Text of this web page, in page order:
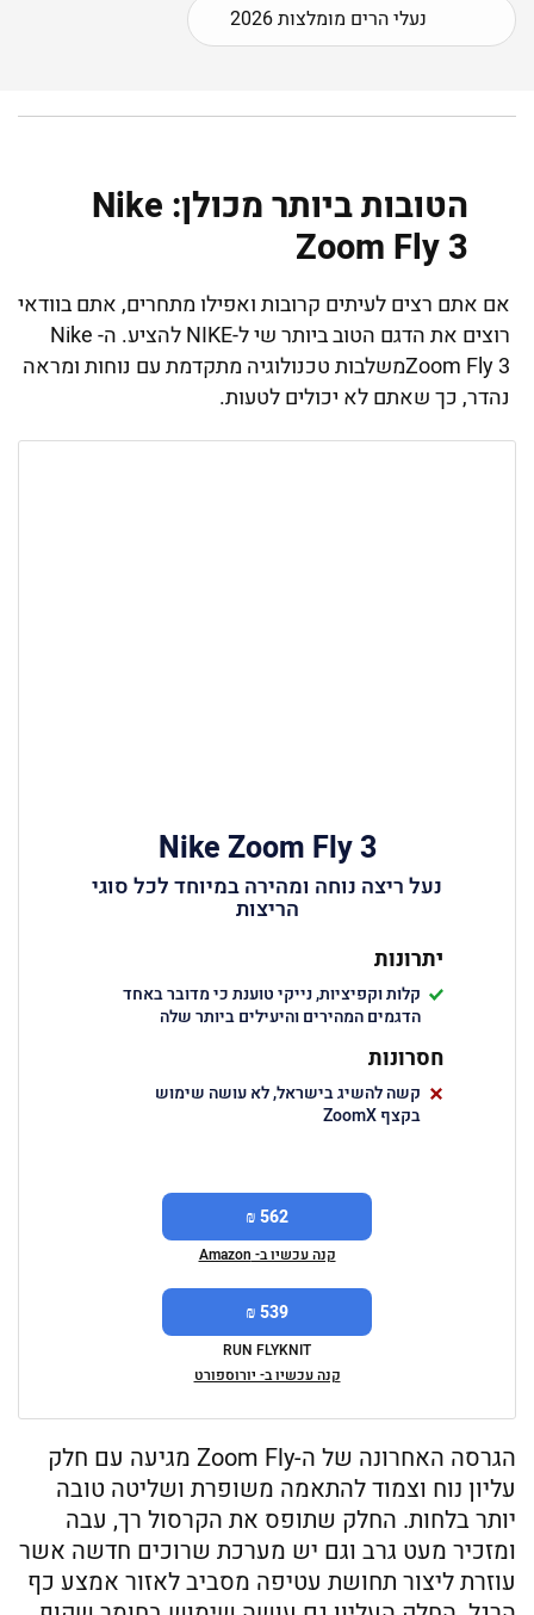
נעלי הרים מומלצות 2026
הטובות ביותר מכולן: Nike
Zoom Fly 3
אם אתם רצים לעיתים קרובות ואפילו מתחרים, אתם בוודאי
רוצים את הדגם הטוב ביותר שי ל-NIKE להציע. ה- Nike
Zoom Fly 3משלבות טכנולוגיה מתקדמת עם נוחות ומראה
נהדר, כך שאתם לא יכולים לטעות.
Nike Zoom Fly 3
נעל ריצה נוחה ומהירה במיוחד לכל סוגי
הריצות
יתרונות
קלות וקפיציות, נייקי טוענת כי מדובר באחד
הדגמים המהירים והיעילים ביותר שלה
חסרונות
קשה להשיג בישראל, לא עושה שימוש
בקצף ZoomX
562 ₪
קנה עכשיו ב- Amazon
539 ₪
RUN FLYKNIT
קנה עכשיו ב- יורוספורט
הגרסה האחרונה של ה-Zoom Fly מגיעה עם חלק
עליון נוח וצמוד להתאמה משופרת ושליטה טובה
יותר בלחות. החלק שתופס את הקרסול רך, עבה
ומזכיר מעט גרב וגם יש מערכת שרוכים חדשה אשר
עוזרת ליצור תחושת עטיפה מסביב לאזור אמצע כף